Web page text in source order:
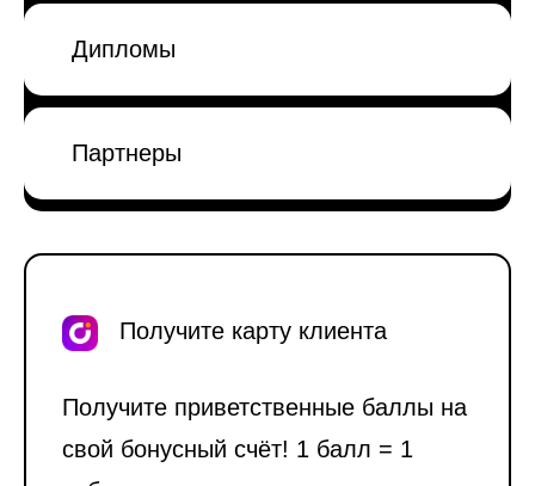
Дипломы
Партнеры
Получите карту клиента
Получите приветственные баллы на
свой бонусный счёт! 1 балл = 1